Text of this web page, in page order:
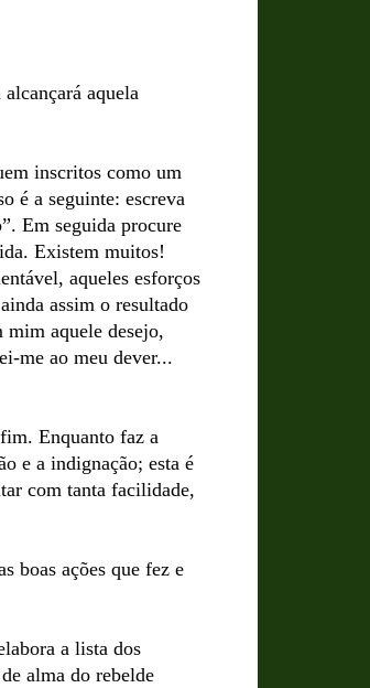
aquela
inscritos como um
é a seguinte: escreva
Em seguida procure
Existem muitos!
aqueles esforços
assim o resultado
aquele desejo,
me ao meu dever...
Enquanto faz a
e a indignação; esta é
com tanta facilidade,
boas ações que fez e
a lista dos
alma do rebelde